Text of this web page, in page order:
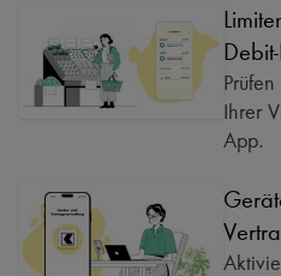
Ihrer
App.